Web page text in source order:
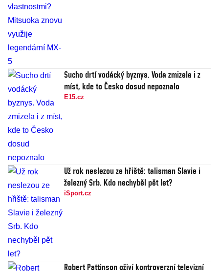
Sucho drtí vodácký byznys. Voda zmizela i z
míst, kde to Česko dosud nepoznalo
E15.cz
Už rok neslezou ze hřiště: talisman Slavie i
železný Srb. Kdo nechyběl pět let?
iSport.cz
Robert Pattinson oživí kontroverzní televizní